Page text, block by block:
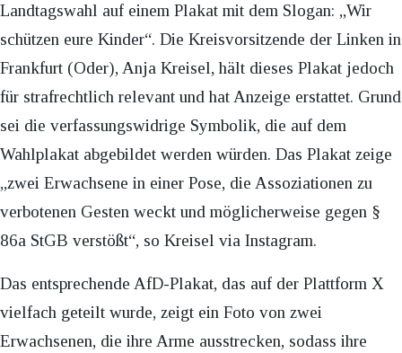
Landtagswahl auf einem Plakat mit dem Slogan: „Wir
schützen eure Kinder“. Die Kreisvorsitzende der Linken in
Frankfurt (Oder), Anja Kreisel, hält dieses Plakat jedoch
für strafrechtlich relevant und hat Anzeige erstattet. Grund
sei die verfassungswidrige Symbolik, die auf dem
Wahlplakat abgebildet werden würden. Das Plakat zeige
„zwei Erwachsene in einer Pose, die Assoziationen zu
verbotenen Gesten weckt und möglicherweise gegen §
86a StGB verstößt“, so Kreisel via Instagram.
Das entsprechende AfD-Plakat, das auf der Plattform X
vielfach geteilt wurde, zeigt ein Foto von zwei
Erwachsenen, die ihre Arme ausstrecken, sodass ihre